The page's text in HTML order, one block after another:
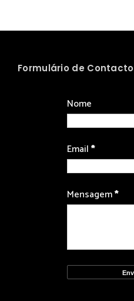
Formulário de Contacto
Nome
Email*
Mensagem*